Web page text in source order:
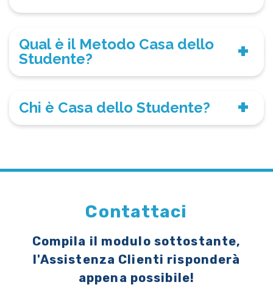
Qual è il Metodo Casa dello
Studente?
Chi è Casa dello Studente?
Contattaci
Compila il modulo sottostante,
l'Assistenza Clienti risponderà
appena possibile!